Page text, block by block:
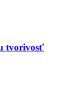
tvorivosť